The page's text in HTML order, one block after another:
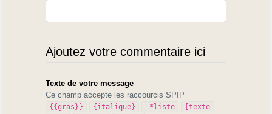
Ajoutez votre commentaire ici
Texte de votre message
Ce champ accepte les raccourcis SPIP
{{gras}} {italique} -*liste
[texte-